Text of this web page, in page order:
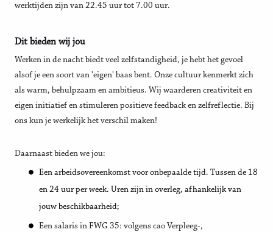
werktijden zijn van 22.45 uur tot 7.00 uur.
Dit bieden wij jou
Werken in de nacht biedt veel zelfstandigheid, je hebt het gevoel
alsof je een soort van 'eigen' baas bent. Onze cultuur kenmerkt zich
als warm, behulpzaam en ambitieus. Wij waarderen creativiteit en
eigen initiatief en stimuleren positieve feedback en zelfreflectie. Bij
ons kun je werkelijk het verschil maken!
Daarnaast bieden we jou:
Een arbeidsovereenkomst voor onbepaalde tijd. Tussen de 18
en 24 uur per week. Uren zijn in overleg, afhankelijk van
jouw beschikbaarheid;
Een salaris in FWG 35: volgens cao Verpleeg-,